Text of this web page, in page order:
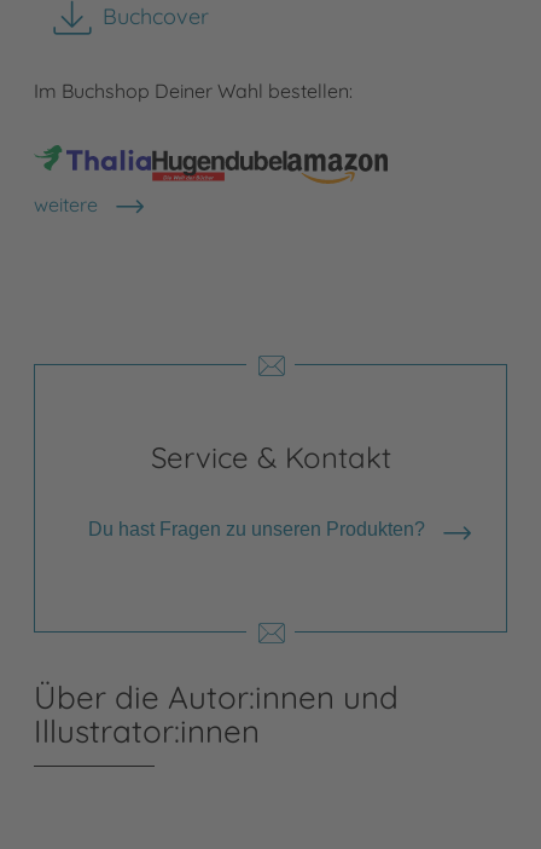
Buchcover
herunterladen
Im Buchshop Deiner Wahl bestellen:
weitere
Shops anzeigen
Service & Kontakt
Du hast Fragen zu unseren Produkten?
Über die Autor:innen und
Illustrator:innen